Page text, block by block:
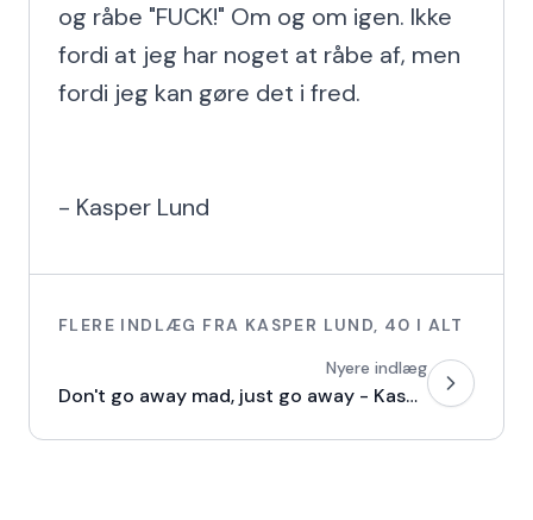
og råbe "FUCK!" Om og om igen. Ikke
fordi at jeg har noget at råbe af, men
fordi jeg kan gøre det i fred.
- Kasper Lund
FLERE INDLÆG FRA KASPER LUND, 40 I ALT
Nyere indlæg
Don't go away mad, just go away - Kasper Lund